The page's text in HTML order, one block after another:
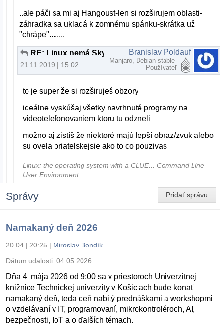
..ale páči sa mi aj Hangoust-len si rozširujem oblasti-
záhradka sa ukladá k zomnému spánku-skrátka už
"chrápe"........
RE: Linux nemá Skype??
21.11.2019 | 15:02
Branislav Poldauf
Manjaro, Debian stable
Používateľ
to je super že si rozširuješ obzory
ideálne vyskúšaj všetky navrhnuté programy na
videotelefonovaniem ktoru tu odzneli
možno aj zistíš že niektoré majú lepší obraz/zvuk alebo
su ovela priatelskejsie ako to co pouzivas
Linux: the operating system with a CLUE... Command Line
User Environment
Pridať správu
Správy
Namakaný deň 2026
20.04 | 20:25 | Miroslav Bendík
Dátum udalosti: 04.05.2026
Dňa 4. mája 2026 od 9:00 sa v priestoroch Univerzitnej
knižnice Technickej univerzity v Košiciach bude konať
namakaný deň, teda deň nabitý prednáškami a workshopmi
o vzdelávaní v IT, programovaní, mikrokontroléroch, AI,
bezpečnosti, IoT a o ďalších témach.